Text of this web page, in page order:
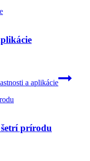
a aplikácie
prírodu